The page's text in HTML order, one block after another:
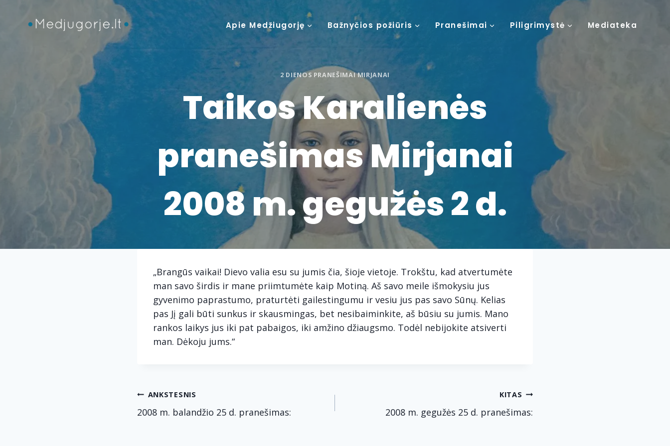
Apie Medžiugorję Bažnyčios požiūris Pranešimai Piligrimystė Mediateka
2 DIENOS PRANEŠIMAI MIRJANAI
Taikos Karalienės
pranešimas Mirjanai
2008 m. gegužės 2 d.
„Brangūs vaikai! Dievo valia esu su jumis čia, šioje vietoje. Trokštu, kad atvertumėte
man savo širdis ir mane priimtumėte kaip Motiną. Aš savo meile išmokysiu jus
gyvenimo paprastumo, praturtėti gailestingumu ir vesiu jus pas savo Sūnų. Kelias
pas Jį gali būti sunkus ir skausmingas, bet nesibaiminkite, aš būsiu su jumis. Mano
rankos laikys jus iki pat pabaigos, iki amžino džiaugsmo. Todėl nebijokite atsiverti
man. Dėkoju jums.“
Navigacija
ANKSTESNIS
2008 m. balandžio 25 d. pranešimas:
KITAS
2008 m. gegužės 25 d. pranešimas: